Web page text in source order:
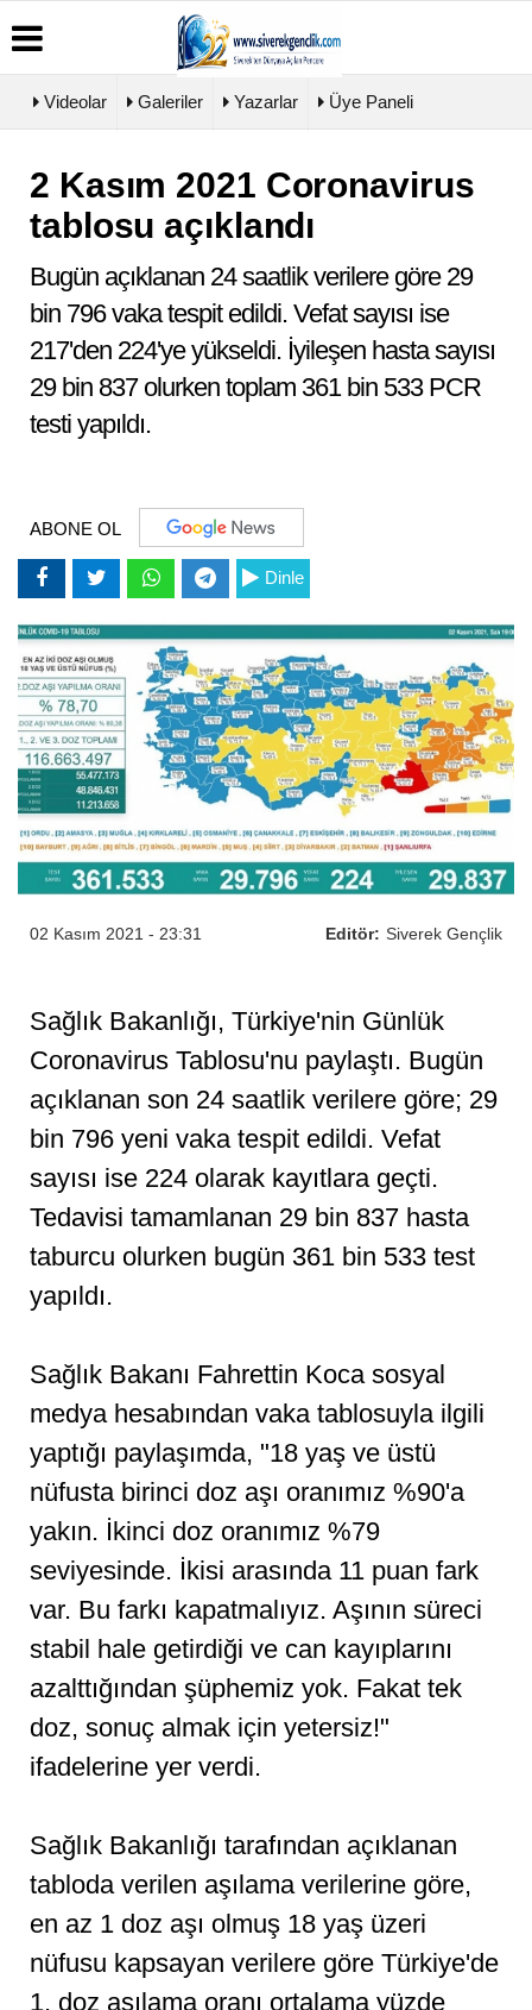
Üye
Paneli
Haber
Günün
Haberleri
Biyografiler
Köşe
Yazarları
Video
Foto
Galeri
Künye
Politikası
İlkeleri
Videolar Galeriler Yazarlar Üye Paneli
2 Kasım 2021 Coronavirus
tablosu açıklandı
Bugün açıklanan 24 saatlik verilere göre 29
bin 796 vaka tespit edildi. Vefat sayısı ise
217'den 224'ye yükseldi. İyileşen hasta sayısı
29 bin 837 olurken toplam 361 bin 533 PCR
testi yapıldı.
ABONE OL
Dinle
Editör: Siverek Gençlik
02 Kasım 2021 - 23:31
Sağlık Bakanlığı, Türkiye'nin Günlük
Coronavirus Tablosu'nu paylaştı. Bugün
açıklanan son 24 saatlik verilere göre; 29
bin 796 yeni vaka tespit edildi. Vefat
sayısı ise 224 olarak kayıtlara geçti.
Tedavisi tamamlanan 29 bin 837 hasta
taburcu olurken bugün 361 bin 533 test
yapıldı.
Sağlık Bakanı Fahrettin Koca sosyal
medya hesabından vaka tablosuyla ilgili
yaptığı paylaşımda, "18 yaş ve üstü
nüfusta birinci doz aşı oranımız %90'a
yakın. İkinci doz oranımız %79
seviyesinde. İkisi arasında 11 puan fark
var. Bu farkı kapatmalıyız. Aşının süreci
stabil hale getirdiği ve can kayıplarını
azalttığından şüphemiz yok. Fakat tek
doz, sonuç almak için yetersiz!"
ifadelerine yer verdi.
Sağlık Bakanlığı tarafından açıklanan
tabloda verilen aşılama verilerine göre,
en az 1 doz aşı olmuş 18 yaş üzeri
nüfusu kapsayan verilere göre Türkiye'de
1. doz aşılama oranı ortalama yüzde